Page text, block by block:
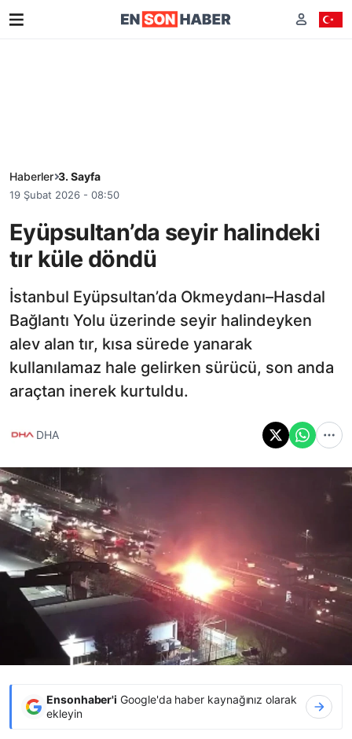
Haberler 3. Sayfa
19 Şubat 2026 - 08:50
Eyüpsultan’da seyir halindeki
tır küle döndü
İstanbul Eyüpsultan’da Okmeydanı–Hasdal
Bağlantı Yolu üzerinde seyir halindeyken
alev alan tır, kısa sürede yanarak
kullanılamaz hale gelirken sürücü, son anda
araçtan inerek kurtuldu.
DHA
Ensonhaber'i Google'da haber kaynağınız olarak
ekleyin